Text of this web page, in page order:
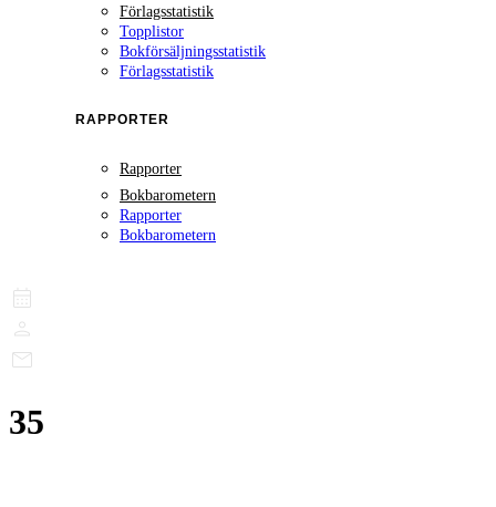
Förlagsstatistik
Topplistor
Bokförsäljningsstatistik
Förlagsstatistik
RAPPORTER
Rapporter
Bokbarometern
Rapporter
Bokbarometern
35